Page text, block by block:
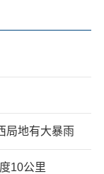
局地有大暴雨
10公里